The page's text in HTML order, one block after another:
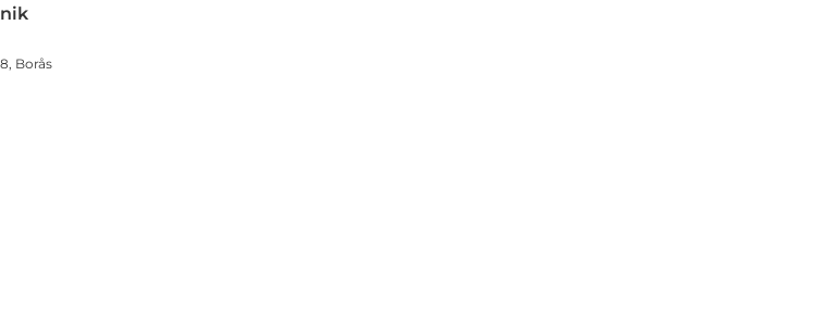
Borås